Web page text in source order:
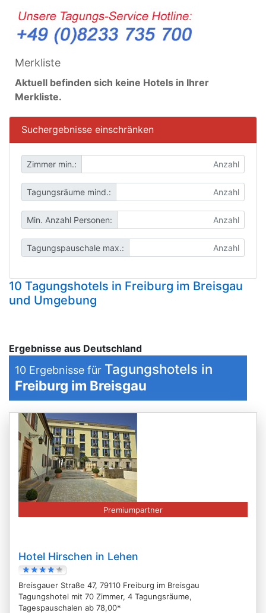
Merkliste
Aktuell befinden sich keine Hotels in Ihrer
Merkliste.
Suchergebnisse einschränken
Zimmer min.:
Tagungsräume mind.:
Min. Anzahl Personen:
Tagungspauschale max.:
10 Tagungshotels in Freiburg im Breisgau
und Umgebung
Ergebnisse aus Deutschland
10 Ergebnisse für Tagungshotels in
Freiburg im Breisgau
Premiumpartner
Hotel Hirschen in Lehen
Breisgauer Straße 47, 79110 Freiburg im Breisgau
Tagungshotel mit 70 Zimmer, 4 Tagungsräume,
Tagespauschalen ab 78,00*